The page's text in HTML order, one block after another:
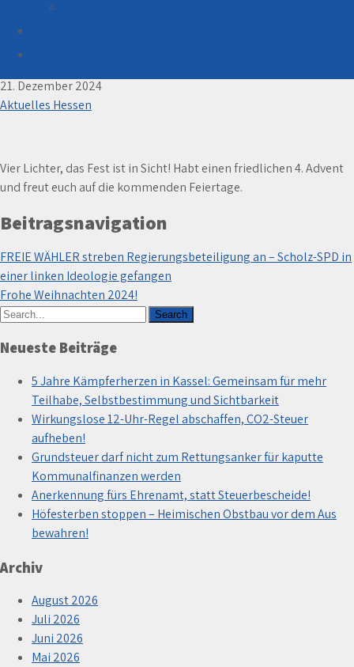
4. Advent – Wir wünschen einen friedlichen 4.
Advent
21. Dezember 2024
Aktuelles Hessen
Vier Lichter, das Fest ist in Sicht! Habt einen friedlichen 4. Advent
und freut euch auf die kommenden Feiertage. ️ ️ ️ ️
Beitragsnavigation
FREIE WÄHLER streben Regierungsbeteiligung an – Scholz-SPD in
einer linken Ideologie gefangen
Frohe Weihnachten 2024!
Neueste Beiträge
5 Jahre Kämpferherzen in Kassel: Gemeinsam für mehr
Teilhabe, Selbstbestimmung und Sichtbarkeit
Wirkungslose 12-Uhr-Regel abschaffen, CO2-Steuer
aufheben!
Grundsteuer darf nicht zum Rettungsanker für kaputte
Kommunalfinanzen werden
Anerkennung fürs Ehrenamt, statt Steuerbescheide!
Höfesterben stoppen – Heimischen Obstbau vor dem Aus
bewahren!
Archiv
August 2026
Juli 2026
Juni 2026
Mai 2026